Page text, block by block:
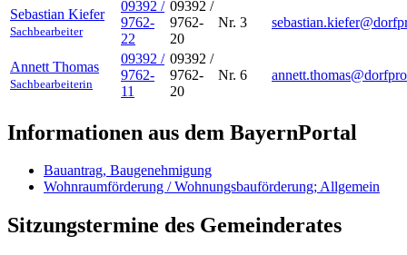
Sebastian Kiefer
Sachbearbeiter
09392 /
9762-
22
09392 /
9762-
20
Nr. 3
Annett Thomas
Sachbearbeiterin
09392 /
9762-
11
09392 /
9762-
20
Nr. 6
Informationen aus dem BayernPortal
Bauantrag, Baugenehmigung
Wohnraumförderung / Wohnungsbauförderung; Allgemein
Sitzungstermine des Gemeinderates